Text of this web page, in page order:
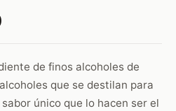
de finos alcoholes de
que se destilan para
único que lo hacen ser el